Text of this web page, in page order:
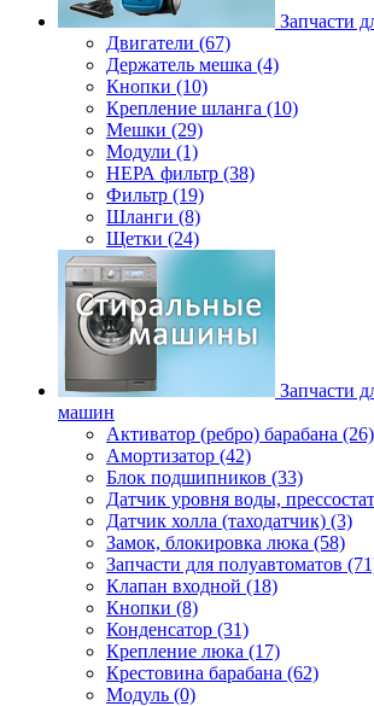
Запчасти
Двигатели (67)
Держатель мешка (4)
Кнопки (10)
Крепление шланга (10)
Мешки (29)
Модули (1)
НЕРА фильтр (38)
Фильтр (19)
Шланги (8)
Щетки (24)
Запчасти
машин
Активатор (ребро) барабана (26)
Амортизатор (42)
Блок подшипников (33)
Датчик уровня воды,
Датчик холла (таходатчик) (3)
Замок, блокировка люка (58)
Запчасти для полуавтоматов
Клапан входной (18)
Кнопки (8)
Конденсатор (31)
Крепление люка (17)
Крестовина барабана (62)
Модуль (0)